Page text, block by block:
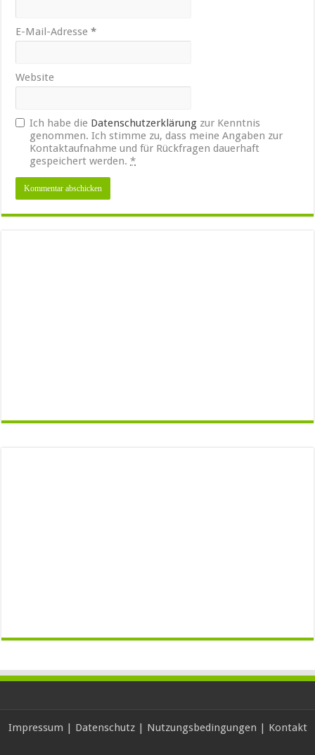
E-Mail-Adresse*
Website
Ich habe die Datenschutzerklärung zur Kenntnis
genommen. Ich stimme zu, dass meine Angaben zur
Kontaktaufnahme und für Rückfragen dauerhaft
gespeichert werden.*
Impressum | Datenschutz| Nutzungsbedingungen | Kontakt